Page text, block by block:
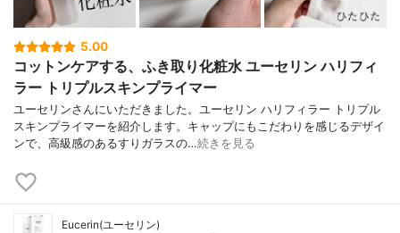
5.00
コットンケアする、ふき取り化粧水 ユーセリン ハリフィ
ラー トリプルスキンプライマー
ユーセリンさんにいただきました。ユーセリン ハリフィラー トリプル
スキンプライマーを紹介します。キャップにもこだわりを感じるデザイ
ンで、高級感のあるすりガラスの…続きを見る
Eucerin(ユーセリン)